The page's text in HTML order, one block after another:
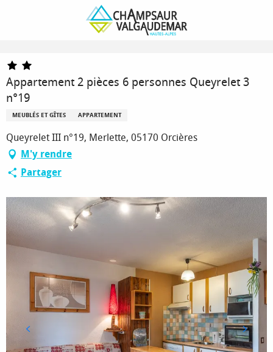
Appartement 2 pièces 6 personnes Queyrelet 3 n°19
Appartement 2 pièces 6 personnes Queyrelet 3
n°19
MEUBLÉS ET GÎTES APPARTEMENT
Queyrelet III n°19, Merlette, 05170 Orcières
M'y rendre
Partager